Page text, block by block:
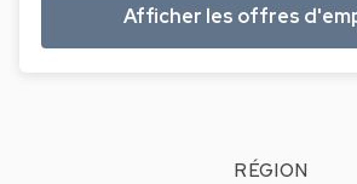
Afficher les offres
RÉGION